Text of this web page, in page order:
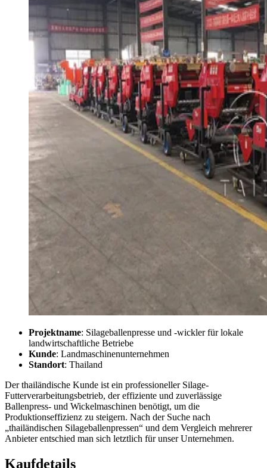
Projektname: Silageballenpresse und -wickler für lokale
landwirtschaftliche Betriebe
Kunde: Landmaschinenunternehmen
Standort: Thailand
Der thailändische Kunde ist ein professioneller Silage-
Futterverarbeitungsbetrieb, der effiziente und zuverlässige
Ballenpress- und Wickelmaschinen benötigt, um die
Produktionseffizienz zu steigern. Nach der Suche nach
„thailändischen Silageballenpressen“ und dem Vergleich mehrerer
Anbieter entschied man sich letztlich für unser Unternehmen.
Kaufdetails